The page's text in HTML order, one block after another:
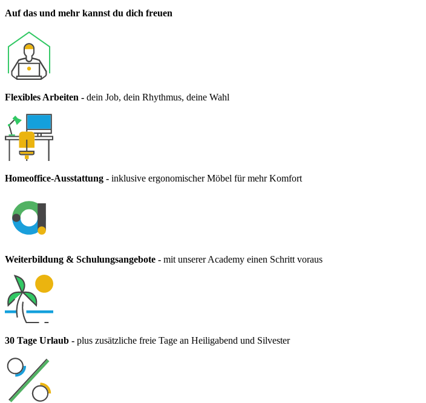
Auf das und mehr kannst du dich freuen
Flexibles Arbeiten - dein Job, dein Rhythmus, deine Wahl
Homeoffice-Ausstattung - inklusive ergonomischer Möbel für mehr Komfort
Weiterbildung & Schulungsangebote - mit unserer Academy einen Schritt voraus
30 Tage Urlaub - plus zusätzliche freie Tage an Heiligabend und Silvester